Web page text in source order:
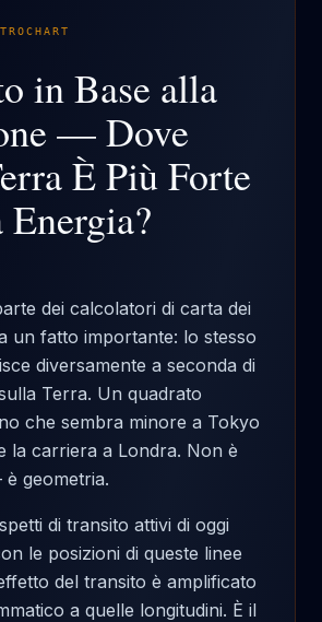
in Base alla
— Dove
È Più Forte
Energia?
dei calcolatori di carta dei
un fatto importante: lo stesso
diversamente a seconda di
Terra. Un quadrato
che sembra minore a Tokyo
la carriera a Londra. Non è
geometria.
di transito attivi di oggi
le posizioni di queste linee
del transito è amplificato
a quelle longitudini. È il